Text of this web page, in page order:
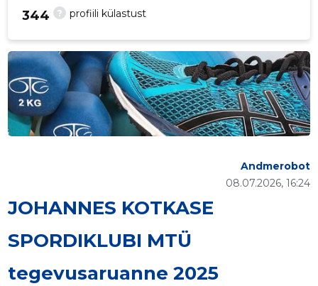
? profiili külastust
344
JOHANNES KOTKASE
SPORDIKLUBI MTÜ
tegevusaruanne 2025
08.07.2026, 16:24
Andmerobot